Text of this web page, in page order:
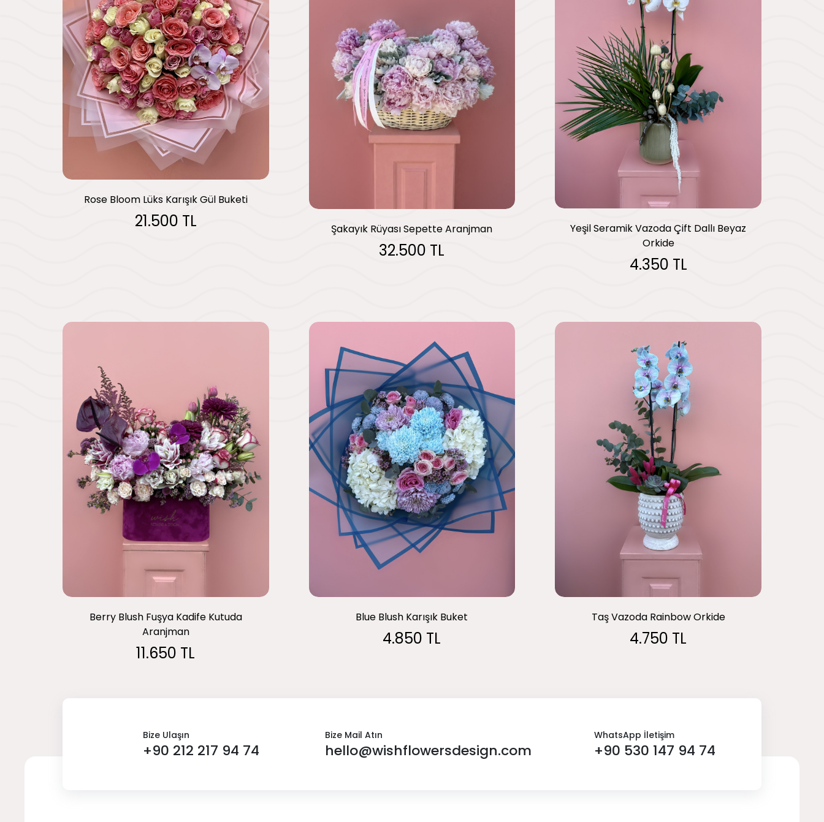
Rose Bloom Lüks Karışık Gül Buketi
21.500 TL Şakayık Rüyası Sepette Aranjman
32.500 TL
Yeşil Seramik Vazoda Çift Dallı Beyaz
Orkide
4.350 TL
Berry Blush Fuşya Kadife Kutuda
Aranjman
11.650 TL
Blue Blush Karışık Buket
4.850 TL
Taş Vazoda Rainbow Orkide
4.750 TL
Bize Ulaşın
+90 212 217 94 74
Bize Mail Atın
hello@wishflowersdesign.com
WhatsApp İletişim
+90 530 147 94 74